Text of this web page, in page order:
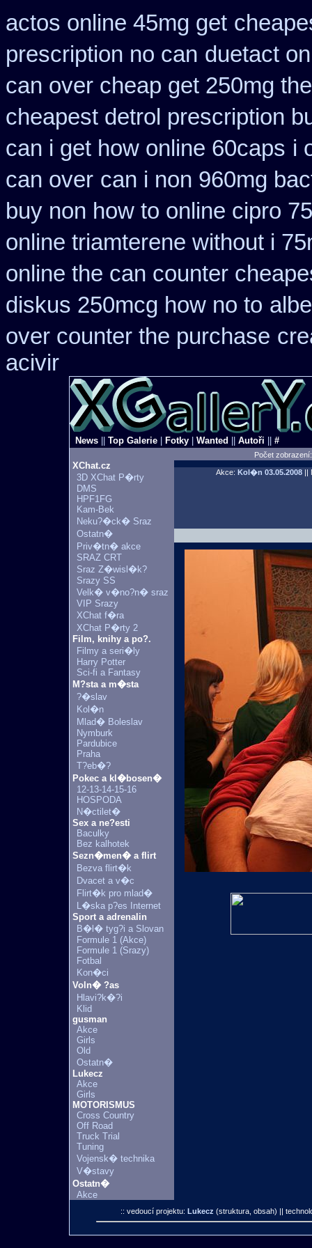
actos online 45mg get
prescription no can duetact
can over cheap get 250mg
cheapest detrol prescription
can i get how online 60caps i
can over can i non 960mg
buy non how to online cipro
online triamterene without i
online the can counter
diskus 250mcg how no to
over counter the purchase
acivir
News Top Galerie Fotky Wanted Autoři #
Počet
XChat.cz
3D XChat P�rty
DMS
HPF1FG
Kam-Bek
Neku?�ck� Sraz
Ostatn�
Priv�tn� akce
SRAZ CRT
Sraz Z�wisl�k?
Srazy SS
Velk� v�no?n� sraz
VIP Srazy
XChat f�ra
XChat P�rty 2
Film, knihy a po?.
Filmy a seri�ly
Harry Potter
Sci-fi a Fantasy
M?sta a m�sta
?�slav
Kol�n
Mlad� Boleslav
Nymburk
Pardubice
Praha
T?eb�?
Pokec a kl�bosen�
12-13-14-15-16
HOSPODA
N�ctilet�
Sex a ne?esti
Baculky
Bez kalhotek
Sezn�men� a flirt
Bezva flirt�k
Dvacet a v�c
Flirt�k pro mlad�
L�ska p?es Internet
Sport a adrenalin
B�l� tyg?i a Slovan
Formule 1 (Akce)
Formule 1 (Srazy)
Fotbal
Kon�ci
Voln� ?as
Hlavi?k�?i
Klid
gusman
Akce
Girls
Old
Ostatn�
Lukecz
Akce
Girls
MOTORISMUS
Cross Country
Off Road
Truck Trial
Tuning
Vojensk� technika
V�stavy
Ostatn�
Akce
Akce: Kol�n 03.05.2008 ||
:: vedoucí projektu: Lukecz (struktura, obsah) ||